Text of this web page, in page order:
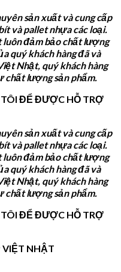
sản xuất và cung cấp
và pallet nhựa các loại.
luôn đảm bảo chất lượng
quý khách hàng đã và
Nhật, quý khách hàng
chất lượng sản phẩm.
TÔI ĐỂ ĐƯỢC HỖ TRỢ
sản xuất và cung cấp
và pallet nhựa các loại.
luôn đảm bảo chất lượng
quý khách hàng đã và
Nhật, quý khách hàng
chất lượng sản phẩm.
TÔI ĐỂ ĐƯỢC HỖ TRỢ
VIỆT NHẬT